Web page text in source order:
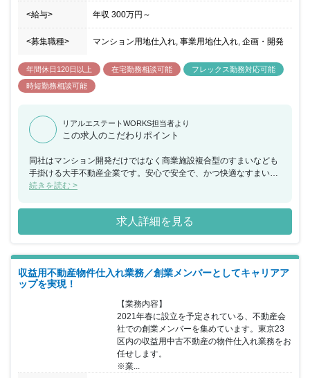
<給与> 年収 300万円 ～
<募集職種> マンション用地仕入れ, 事業用地仕入れ, 企画・開発
年間休日120日以上 在宅勤務相談可能
フレックス勤務対応可能
時短勤務相談可能
リアルエステートWORKS担当者より
この求人のこだわりポイント
同社はマンション開発だけではなく商業施設複合型のすまいなども
手掛ける大手不動産企業です。安心で安全で、かつ快適なすまいと
くらしをお客様に10年後も、20年後も提供することをミッションと
募集しています。
続きを読む >
求人詳細を見る
収益用不動産物件仕入れ業務／創業メンバーとしてキャリアア
ップを実現！
【業務内容】
2021年春に設立を予定されている、不動産会
社での創業メンバーを集めています。東京23
区内の収益用中古不動産の物件仕入れ業務をお
任せします。
※業...